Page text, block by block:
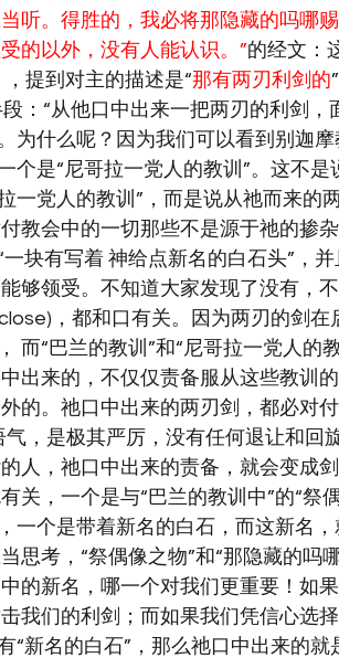
听。得胜的，我必将那隐藏的吗哪
的以外，没有人能认识。”的经文：
提到对主的描述是“那有两刃利剑的
：“从他口中出来一把两刃的利剑，
为什么呢？因为我们可以看到别迦
个是“尼哥拉一党人的教训”。这不
一党人的教训”，而是说从祂而来的
教会中的一切那些不是源于祂的掺
一块有写着 神给点新名的白石头”，
够领受。不知道大家发现了没有，
，都和口有关。因为两刃的剑
而“巴兰的教训”和“尼哥拉一党人的
出来的，不仅仅责备服从这些教训
的。祂口中出来的两刃剑，都必对
，是极其严厉，没有任何退让和回
人，祂口中出来的责备，就会变成
关，一个是与“巴兰的教训中”的“祭
一个是带着新名的白石，而这新名
思考，“祭偶像之物”和“那隐藏的吗
的新名，哪一个对我们更重要！如
我们的利剑；而如果我们凭信心选
“新名的白石”，那么祂口中出来的